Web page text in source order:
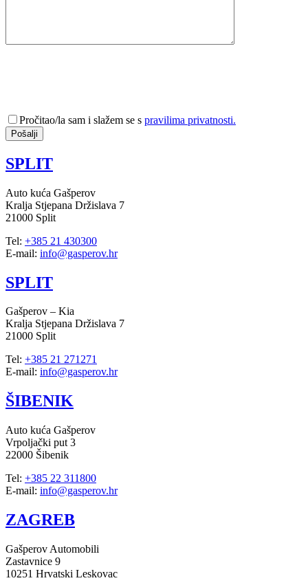
Pročitao/la sam i slažem se s pravilima privatnosti.
SPLIT
Auto kuća Gašperov
Kralja Stjepana Držislava 7
21000 Split
Tel: +385 21 430300
E-mail: info@gasperov.hr
SPLIT
Gašperov – Kia
Kralja Stjepana Držislava 7
21000 Split
Tel: +385 21 271271
E-mail: info@gasperov.hr
ŠIBENIK
Auto kuća Gašperov
Vrpoljački put 3
22000 Šibenik
Tel: +385 22 311800
E-mail: info@gasperov.hr
ZAGREB
Gašperov Automobili
Zastavnice 9
10251 Hrvatski Leskovac